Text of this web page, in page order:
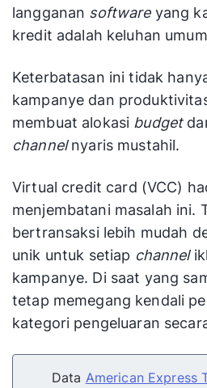
langganan softwareyang
kredit adalah keluhan
Keterbatasan ini tidak
kampanye dan
membuat alokasi budget
channelnyaris mustahil.
Virtual credit card (VCC)
menjembatani masalah ini.
bertransaksi lebih mudah
unik untuk setiap channel
kampanye. Di saat yang
tetap memegang kendali
kategori pengeluaran
Data American Express